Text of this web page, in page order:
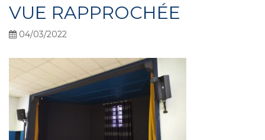
VUE RAPPROCHÉE
04/03/2022